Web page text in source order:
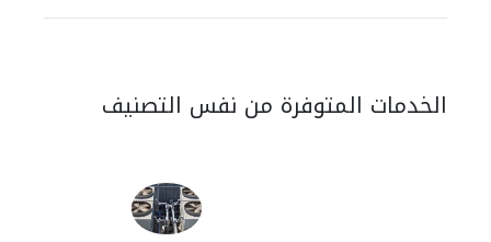
الخدمات المتوفرة من نفس التصنيف